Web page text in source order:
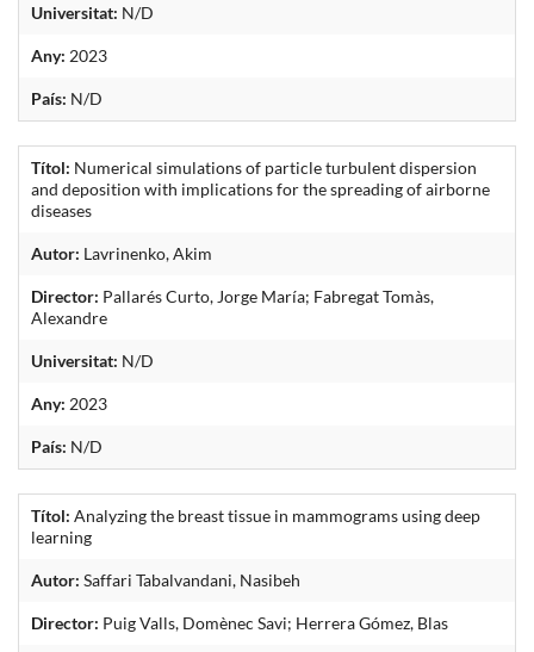
Universitat: N/D
Any: 2023
País: N/D
Títol: Numerical simulations of particle turbulent dispersion
and deposition with implications for the spreading of airborne
diseases
Autor: Lavrinenko, Akim
Director: Pallarés Curto, Jorge María; Fabregat Tomàs,
Alexandre
Universitat: N/D
Any: 2023
País: N/D
Títol: Analyzing the breast tissue in mammograms using deep
learning
Autor: Saffari Tabalvandani, Nasibeh
Director: Puig Valls, Domènec Savi; Herrera Gómez, Blas